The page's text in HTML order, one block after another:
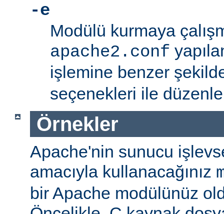
-e
Modülü kurmaya
apache2.conf
işlemine benzer
seçenekleri ile
Örnekler
Apache'nin sunucu
amacıyla kullanacağınız
bir Apache modülünüz